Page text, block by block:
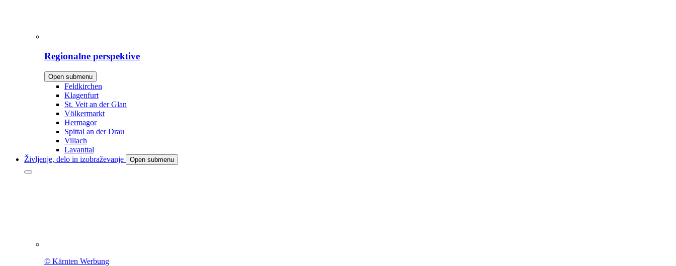
Regionalne perspektive
Open submenu
Feldkirchen
Klagenfurt
St. Veit an der Glan
Völkermarkt
Hermagor
Spittal an der Drau
Villach
Lavanttal
Življenje, delo in izobraževanje
Open submenu
© Kärnten Werbung